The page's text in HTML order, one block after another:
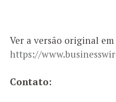
Ver a versão original
https://
Contato: